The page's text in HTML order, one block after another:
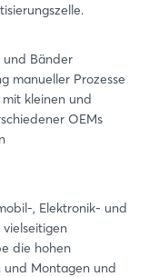
und Bänder
manueller Prozesse
kleinen und
OEMs
, Elektronik- und
die hohen
Montagen und